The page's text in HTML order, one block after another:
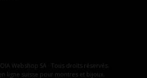
Webshop SA · Tous droits réservés.
ligne suisse pour montres et bijoux.